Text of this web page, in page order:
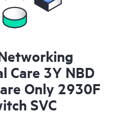
Care 3Y NBD
Only 2930F
SVC